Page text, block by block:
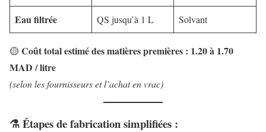
Eau filtrée QS jusqu’à 1 L Solvant
🟡 Coût total estimé des matières premières : 1.20 à 1.70
MAD / litre
(selon les fournisseurs et l’achat en vrac)
⚗️Étapes de fabrication simplifiées :